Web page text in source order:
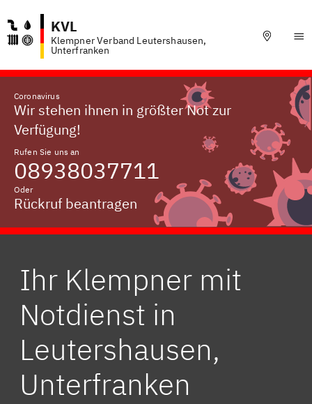
KVL
Klempner Verband Leutershausen,
Unterfranken
Coronavirus
Wir stehen ihnen in größter Not zur
Verfügung!
Rufen Sie uns an
08938037711
Oder
Rückruf beantragen
Ihr Klempner mit
Notdienst in
Leutershausen,
Unterfranken